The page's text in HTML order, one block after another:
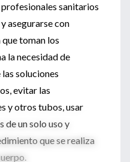
sanitarios
asegurarse con
toman los
la necesidad de
soluciones
evitar las
y otros tubos, usar
de un solo uso y
que se realiza